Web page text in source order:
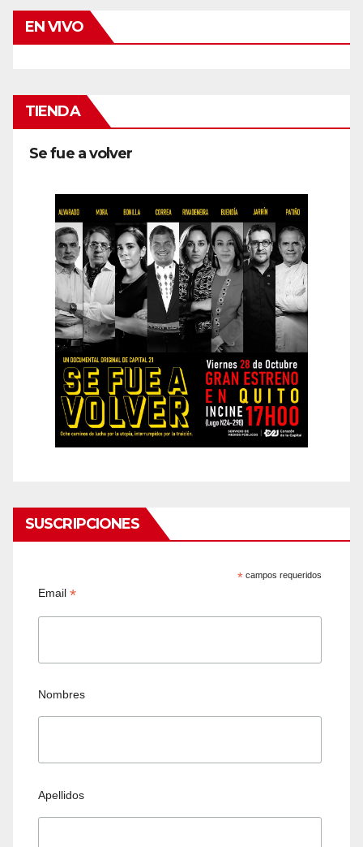
EN VIVO
TIENDA
Se fue a volver
SUSCRIPCIONES
* campos requeridos
Email*
Nombres
Apellidos